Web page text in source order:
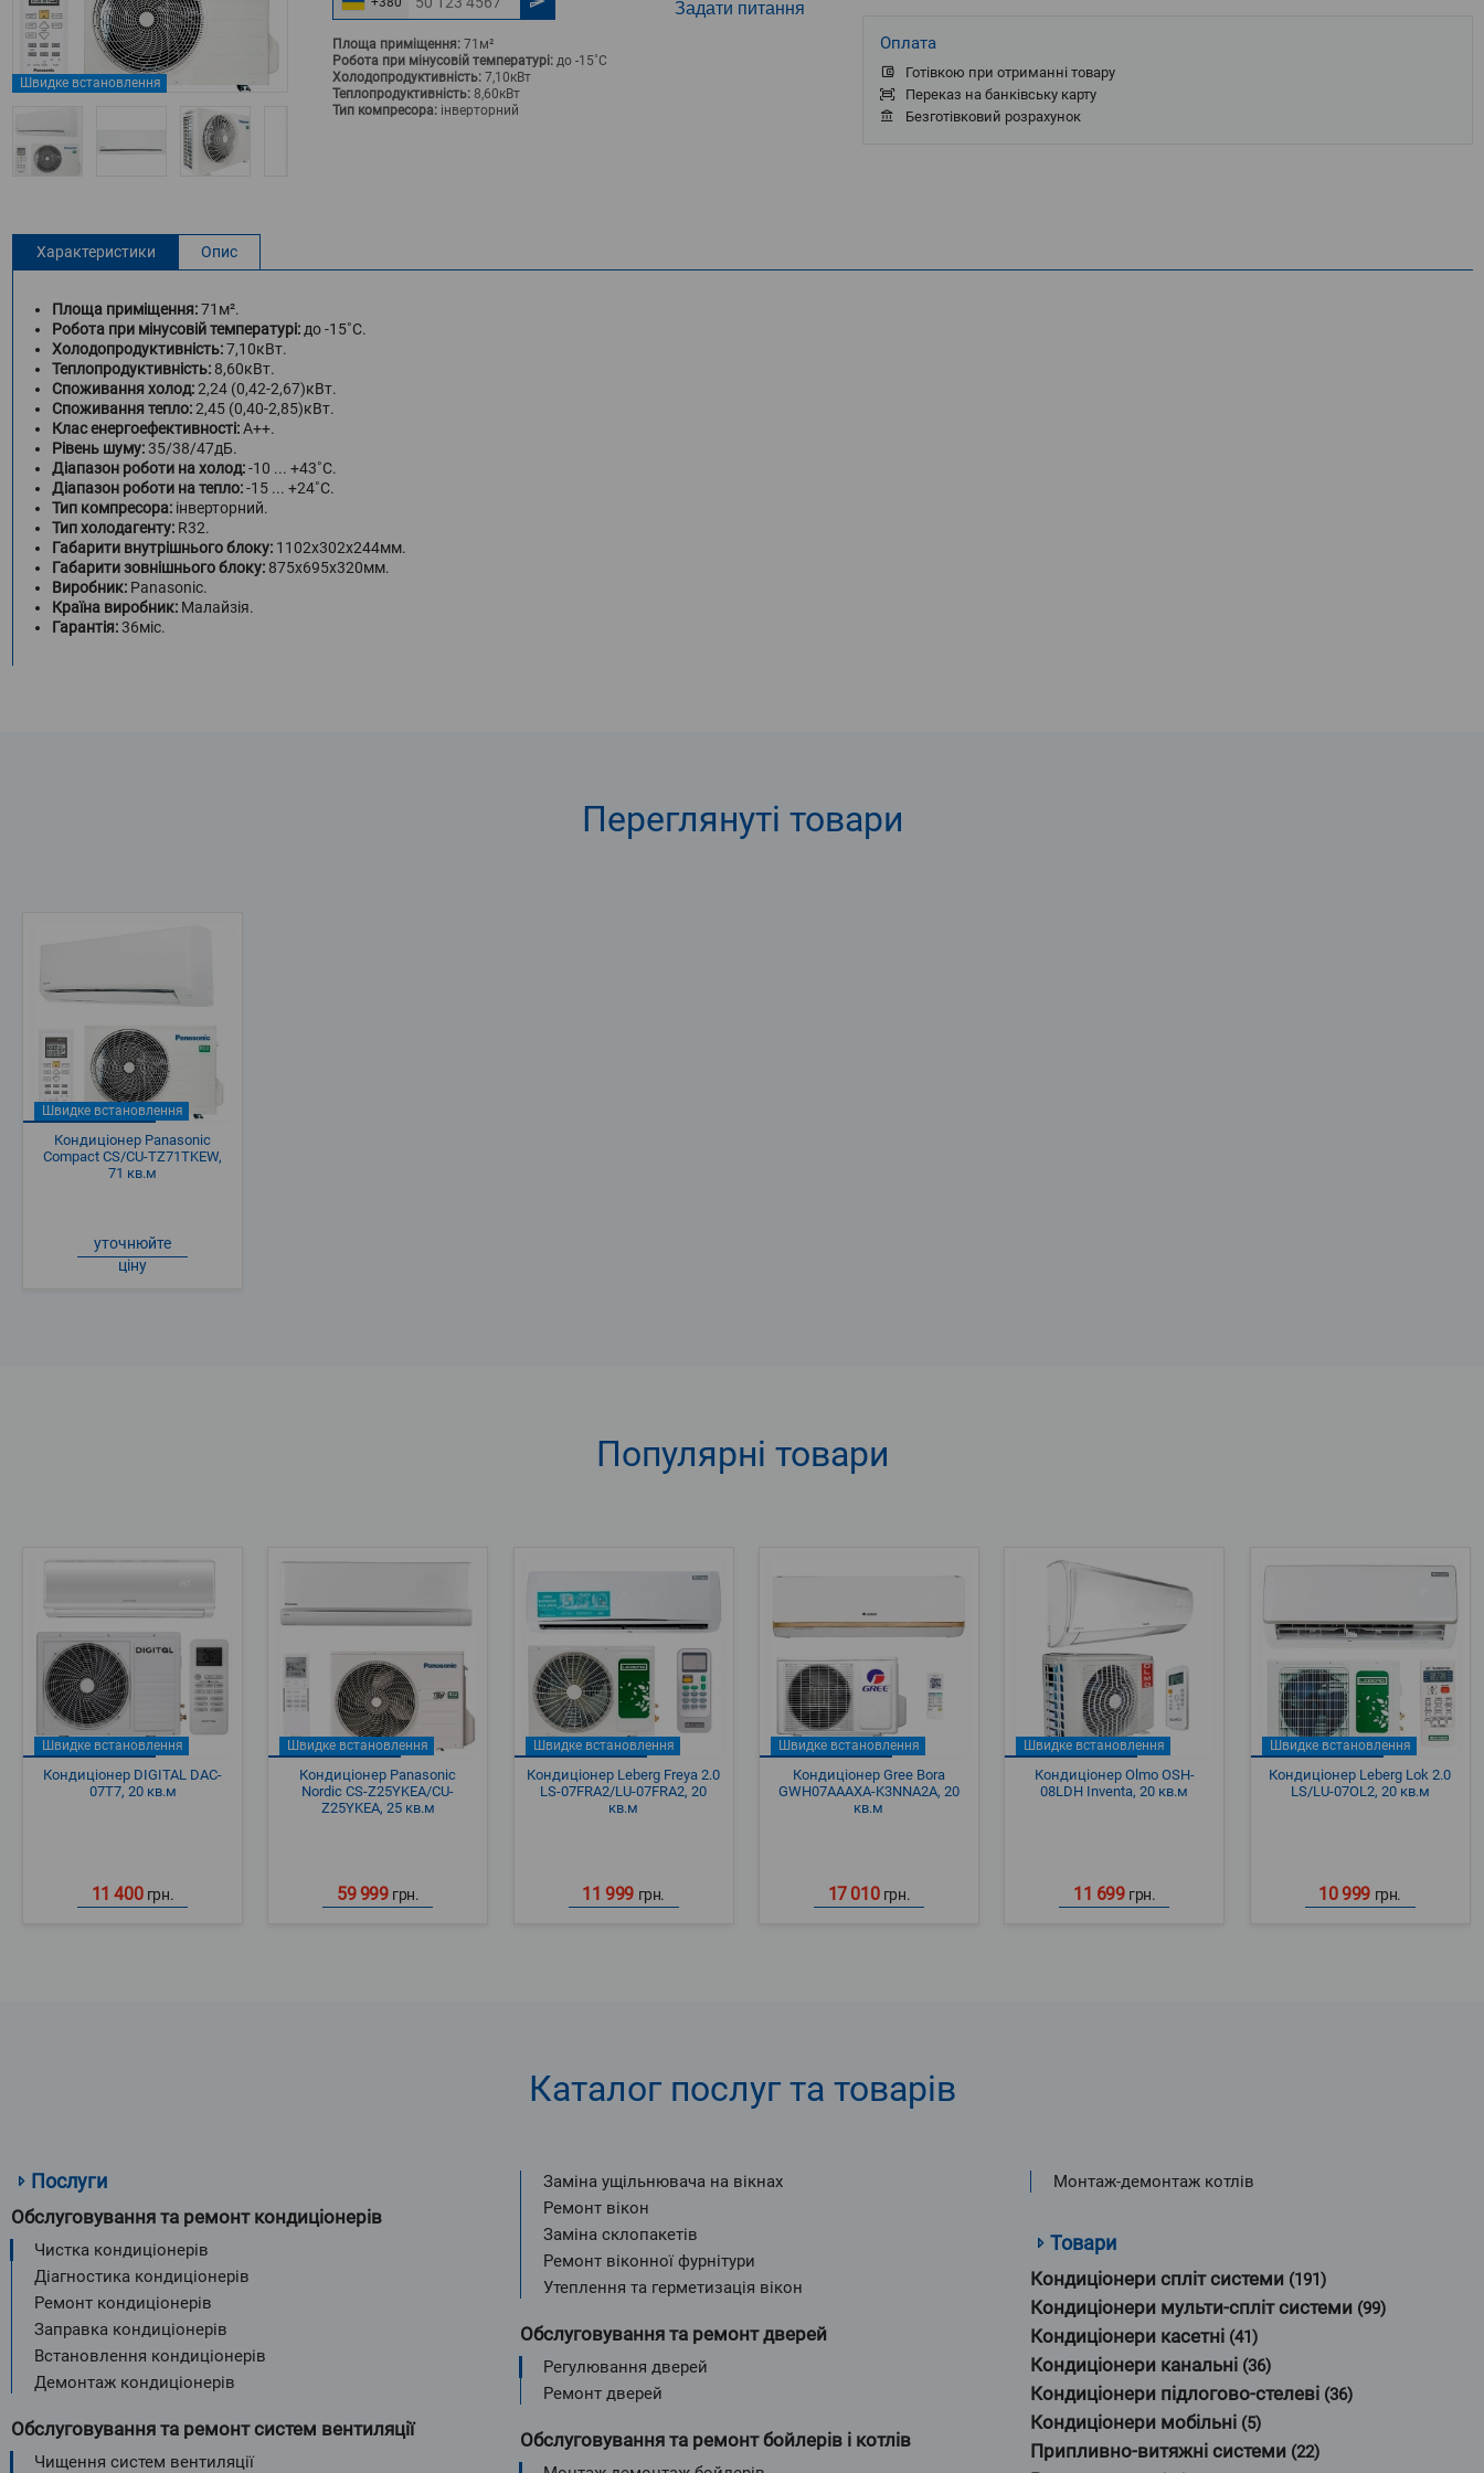
Швидке встановлення
Задати питання
Площа приміщення: 71м²
Робота при мінусовій температурі: до -15˚С
Холодопродуктивність: 7,10кВт
Теплопродуктивність: 8,60кВт
Тип компресора: інверторний
Оплата
Готівкою при отриманні товару
Переказ на банківську карту
Безготівковий розрахунок
Характеристики Опис
Площа приміщення:71м².
Робота при мінусовій температурі: до -15˚С.
Холодопродуктивність:7,10кВт.
Теплопродуктивність: 8,60кВт.
Споживання холод:2,24 (0,42-2,67)кВт.
Споживання тепло:2,45 (0,40-2,85)кВт.
Клас енергоефективності:A++.
Рівень шуму:35/38/47дБ.
Діапазон роботи на холод:-10 ... +43˚С.
Діапазон роботи на тепло:-15 ... +24˚С.
Тип компресора: інверторний.
Тип холодагенту: R32.
Габарити внутрішнього блоку: 1102х302х244мм.
Габарити зовнішнього блоку: 875х695х320мм.
Виробник: Panasonic.
Країна виробник: Малайзія.
Гарантія:36міс.
Переглянуті товари
Швидке встановлення
Кондиціонер Panasonic
Compact CS/CU-TZ71TKEW,
71 кв.м
уточнюйте
ціну
Популярні товари
Швидке встановлення
Кондиціонер DIGITAL DAC-
07T7, 20 кв.м
11 400 грн.
Швидке встановлення
Кондиціонер Panasonic
Nordic CS-Z25YKEA/CU-
Z25YKEA, 25 кв.м
59 999 грн.
Швидке встановлення
Кондиціонер Leberg Freya 2.0
LS-07FRA2/LU-07FRA2, 20
кв.м
11 999 грн.
Швидке встановлення
Кондиціонер Gree Bora
GWH07AAAXA-K3NNA2A, 20
кв.м
17 010 грн.
Швидке встановлення
Кондиціонер Olmo OSH-
08LDH Inventa, 20 кв.м
11 699 грн.
Швидке встановлення
Кондиціонер Leberg Lok 2.0
LS/LU-07OL2, 20 кв.м
10 999 грн.
Каталог послуг та товарів
Послуги
Обслуговування та ремонт кондиціонерів
Чистка кондиціонерів
Діагностика кондиціонерів
Ремонт кондиціонерів
Заправка кондиціонерів
Встановлення кондиціонерів
Демонтаж кондиціонерів
Обслуговування та ремонт систем вентиляції
Чищення систем вентиляції
Заміна ущільнювача на вікнах
Ремонт вікон
Заміна склопакетів
Ремонт віконної фурнітури
Утеплення та герметизація вікон
Обслуговування та ремонт дверей
Регулювання дверей
Ремонт дверей
Обслуговування та ремонт бойлерів і котлів
Монтаж-демонтаж котлів
Товари
Кондиціонери спліт системи(191)
Кондиціонери мульти-спліт системи(99)
Кондиціонери касетні(41)
Кондиціонери канальні(36)
Кондиціонери підлогово-стелеві(36)
Кондиціонери мобільні(5)
Припливно-витяжні системи(22)